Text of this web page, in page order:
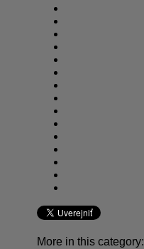
More in this category: